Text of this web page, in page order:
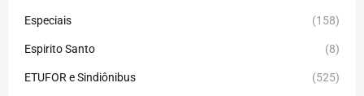
Especiais (158)
Espirito Santo (8)
ETUFOR e Sindiônibus (525)